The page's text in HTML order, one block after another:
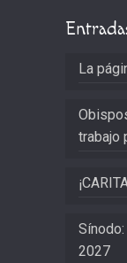
La
trabajo
2027